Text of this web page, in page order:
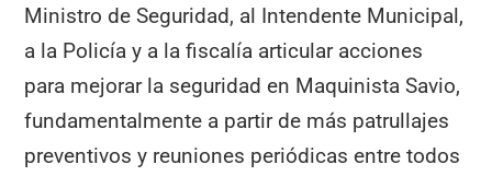
Ministro de Seguridad, al Intendente Municipal,
a la Policía y a la fiscalía articular acciones
para mejorar la seguridad en Maquinista Savio,
fundamentalmente a partir de más patrullajes
preventivos y reuniones periódicas entre todos